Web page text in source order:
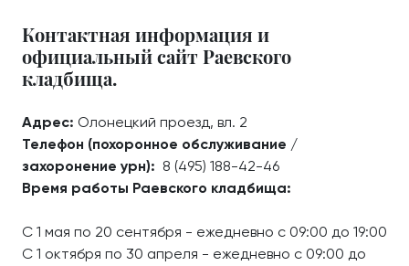
Контактная информация и
официальный сайт Раевского
кладбища.
Адрес: Олонецкий проезд, вл. 2
Телефон (похоронное обслуживание /
захоронение урн): 8 (495) 188-42-46
Время работы Раевского кладбища:
С 1 мая по 20 сентября - ежедневно с 09:00 до 19:00
С 1 октября по 30 апреля - ежедневно с 09:00 до